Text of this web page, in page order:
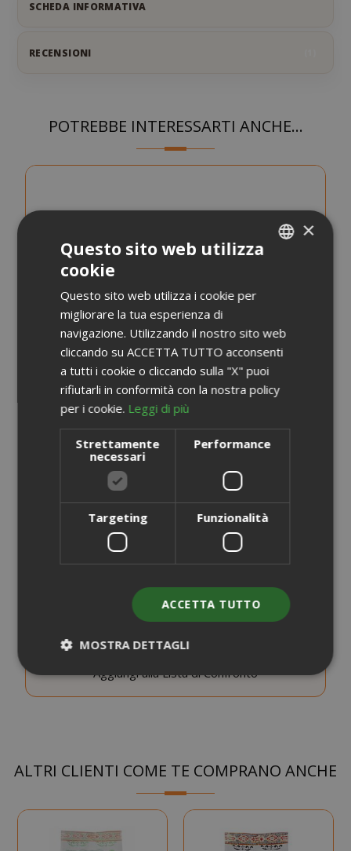
SCHEDA INFORMATIVA
RECENSIONI
POTREBBE INTERESSARTI ANCHE...
Capsule Saida Gusto Espresso Compatibili Dolce
Gusto, Miscela White Casa
da 0,248 € al pezzo
A partire da 15,45 €
Guadagna 150 Saida Points
SCEGLI LA QUANTITÀ
Aggiungi alla Lista di Confronto
ALTRI CLIENTI COME TE COMPRANO ANCHE
×
Questo sito web utilizza
cookie
Questo sito web utilizza i cookie per
migliorare la tua esperienza di
navigazione. Utilizzando il nostro sito web
cliccando su ACCETTA TUTTO acconsenti
a tutti i cookie o cliccando sulla "X" puoi
rifiutarli in conformità con la nostra policy
per i cookie. Leggi di più
Strettamente
necessari
Performance
Targeting Funzionalità
ACCETTA TUTTO
MOSTRA DETTAGLI
consentono le funzionalità principali del
sito web come l'accesso dell'utente e la
gestione dell'account. Il sito web non può
cookie strettamente necessari.